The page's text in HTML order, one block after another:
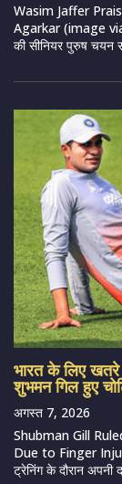
Wasim Jaffer
Agarkar (image via
की सीनियर पुरुष चयन
भारत के लिए
शुभमन गिल हुए
अगस्त 7, 2026
Shubman Gill
Due to Finger
ट्रेनिंग के दौरान अपनी